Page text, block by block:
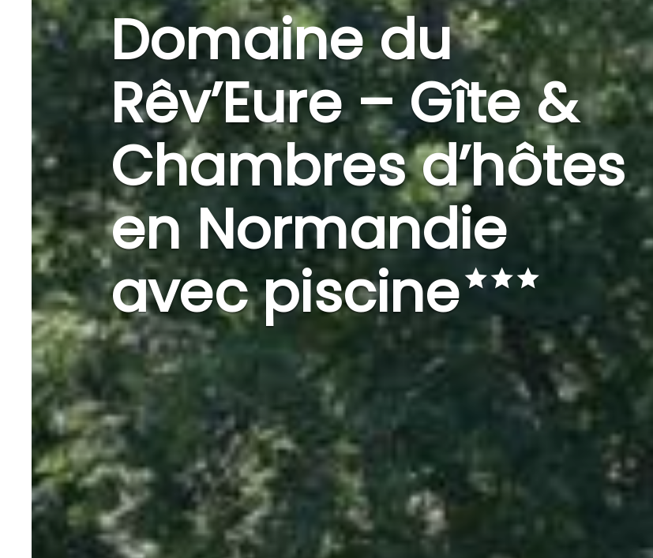
Domaine du
Rêv’Eure – Gîte &
Chambres d’hôtes
en Normandie
avec piscine